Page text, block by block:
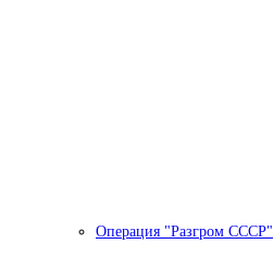
Операция "Разгром СССР"